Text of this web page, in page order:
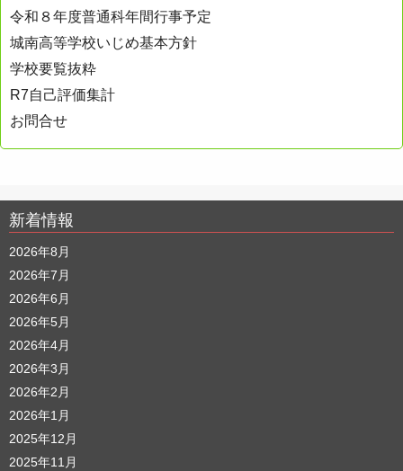
令和８年度普通科年間行事予定
城南高等学校いじめ基本方針
学校要覧抜粋
R7自己評価集計
お問合せ
新着情報
2026年8月
2026年7月
2026年6月
2026年5月
2026年4月
2026年3月
2026年2月
2026年1月
2025年12月
2025年11月